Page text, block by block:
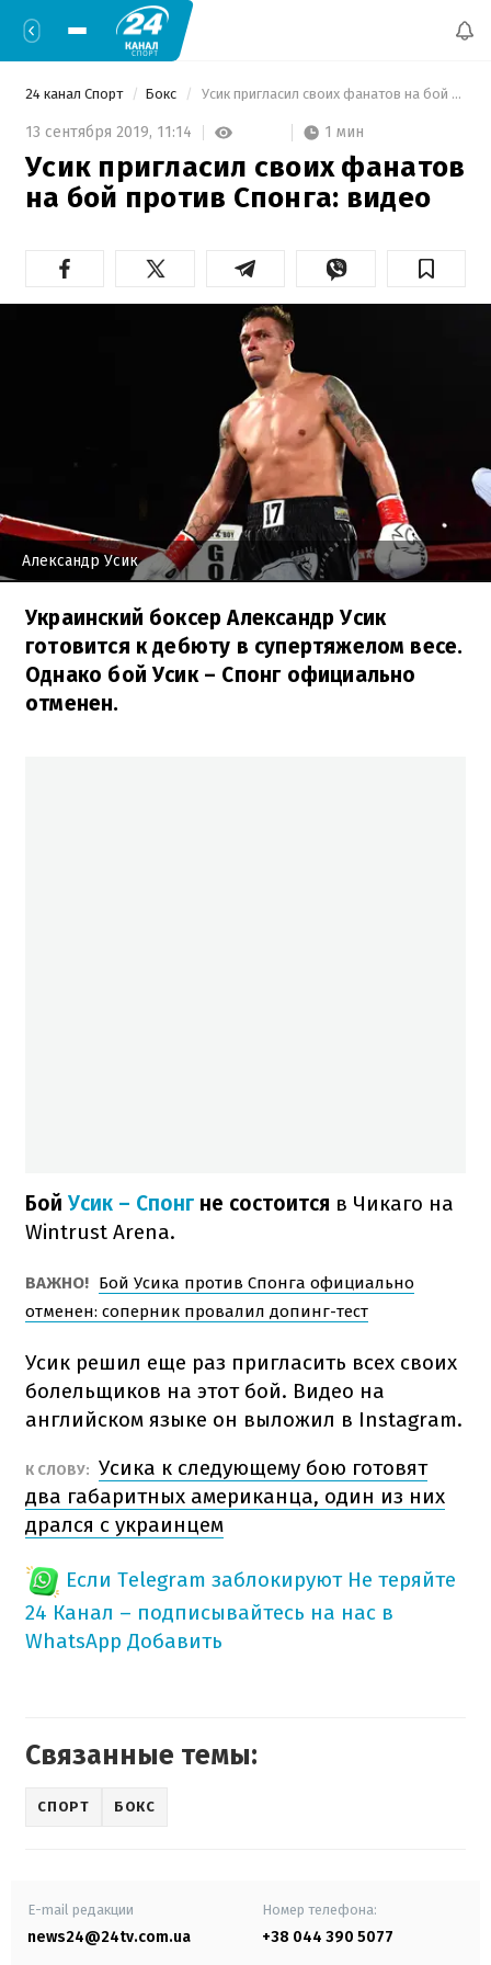
24 канал Спорт Бокс Усик пригласил своих фанатов на бой против Спонга: видео
13 сентября 2019, 11:14 1 мин
Усик пригласил своих фанатов
на бой против Спонга: видео
Александр Усик
Украинский боксер Александр Усик
готовится к дебюту в супертяжелом весе.
Однако бой Усик – Спонг официально
отменен.
Бой Усик – Спонг не состоится в Чикаго на
Wintrust Arena.
ВАЖНО! Бой Усика против Спонга официально
отменен: соперник провалил допинг-тест
Усик решил еще раз пригласить всех своих
болельщиков на этот бой. Видео на
английском языке он выложил в Instagram.
К СЛОВУ: Усика к следующему бою готовят
два габаритных американца, один из них
дрался с украинцем
Если Telegram заблокируют Не теряйте
24 Канал – подписывайтесь на нас в
WhatsApp Добавить
Связанные темы:
СПОРТ БОКС
E-mail редакции
news24@24tv.com.ua
Номер телефона:
+38 044 390 5077